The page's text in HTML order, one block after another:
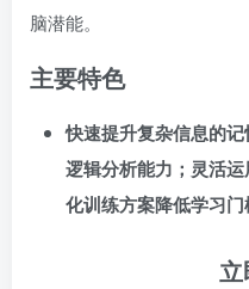
脑潜能。
主要特色
快速提升复杂信息的
逻辑分析能力；灵活
化训练方案降低学习门